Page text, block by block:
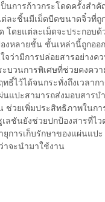
นการก้าวกระโดดครั้งสำ
ละชิ้นมีเม็ดบีดขนาดจิ๋วที่ถู
โดยแต่ละเม็ดจะประกอบด้
งหลายชั้น ชั้นเหล่านี้ถูกออ
จว่ามีการปล่อยสารอย่างค
บวนการพิเศษที่ช่วยคงคว
ธิ์ไว้ได้จนกระทั่งถึงเวลาก
นแปะสามารถส่งมอบสาร
ช่วยเพิ่มประสิทธิภาพในก
ลชันยังช่วยปกป้องสารที่ไ
ยุการเก็บรักษาของแผ่นแป
าจะนำมาใช้งาน